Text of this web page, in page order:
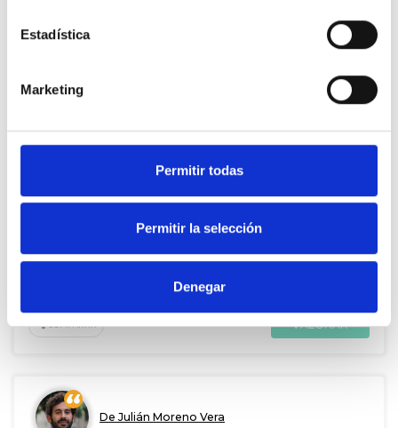
Estadística
Marketing
Permitir todas
Permitir la selección
Denegar
15 Feb. 2017
COMPARTIR VALORAR
De Julián Moreno Vera
La Sanidad andaluza hace aguas por todas partes
COMPARTIR VALORAR
De Julián Moreno Vera